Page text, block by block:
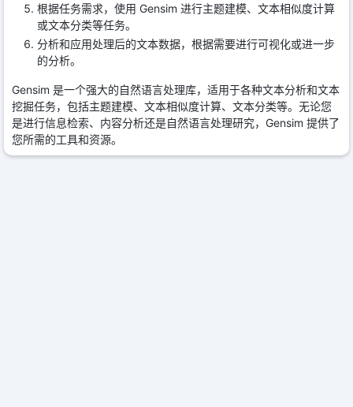
根据任务需求，使用 Gensim 进行主题建模、文本相似度计算
或文本分类等任务。
分析和应用处理后的文本数据，根据需要进行可视化或进一步
的分析。
Gensim 是一个强大的自然语言处理库，适用于各种文本分析和文本
挖掘任务，包括主题建模、文本相似度计算、文本分类等。无论您
是进行信息检索、内容分析还是自然语言处理研究，Gensim 提供了
您所需的工具和资源。